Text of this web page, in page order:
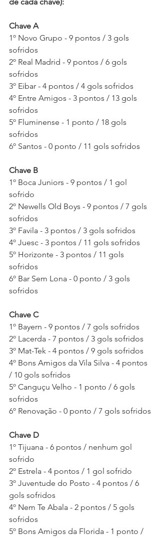
Chave A
1º Novo Grupo - 9 pontos / 3 gols
sofridos
2º Real Madrid - 9 pontos / 6 gols
sofridos
3º Eibar - 4 pontos / 4 gols sofridos
4º Entre Amigos - 3 pontos / 13 gols
sofridos
5º Fluminense - 1 ponto / 18 gols
sofridos
6º Santos - 0 ponto / 11 gols sofridos
Chave B
1º Boca Juniors - 9 pontos / 1 gol
sofrido
2º Newells Old Boys - 9 pontos / 7 gols
sofridos
3º Favila - 3 pontos / 3 gols sofridos
4º Juesc - 3 pontos / 11 gols sofridos
5º Horizonte - 3 pontos / 11 gols
sofridos
6º Bar Sem Lona - 0 ponto / 3 gols
sofridos
Chave C
1º Bayern - 9 pontos / 7 gols sofridos
2º Lacerda - 7 pontos / 3 gols sofridos
3º Mat-Tek - 4 pontos / 9 gols sofridos
4º Bons Amigos da Vila Silva - 4 pontos
/ 10 gols sofridos
5º Canguçu Velho - 1 ponto / 6 gols
sofridos
6º Renovação - 0 ponto / 7 gols sofridos
Chave D
1º Tijuana - 6 pontos / nenhum gol
sofrido
2º Estrela - 4 pontos / 1 gol sofrido
3º Juventude do Posto - 4 pontos / 6
gols sofridos
4º Nem Te Abala - 2 pontos / 5 gols
sofridos
5º Bons Amigos da Florida - 1 ponto /